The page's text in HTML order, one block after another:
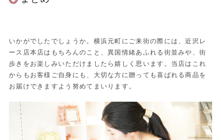
いかがでしたでしょうか。横浜元町にご来街の際には、近沢レ
ース店本店はもちろんのこと、異国情緒あふれる街並みや、街
歩きをお楽しみいただけましたら嬉しく思います。当店はこれ
からもお客様ご自身にも、大切な方に贈っても喜ばれる商品を
お届けできますよう努めてまいります。